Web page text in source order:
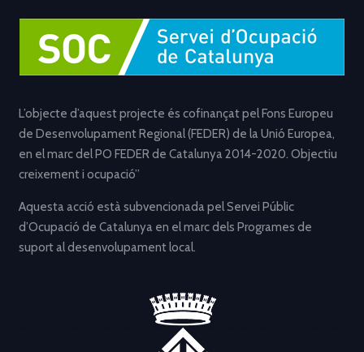
L’objecte d’aquest projecte és cofinançat pel Fons Europeu
de Desenvolupament Regional (FEDER) de la Unió Europea,
en el marc del PO FEDER de Catalunya 2014-2020. Objectiu
creixement i ocupació”
Aquesta acció està subvencionada pel Servei Públic
d’Ocupació de Catalunya en el marc dels Programes de
suport al desenvolupament local.